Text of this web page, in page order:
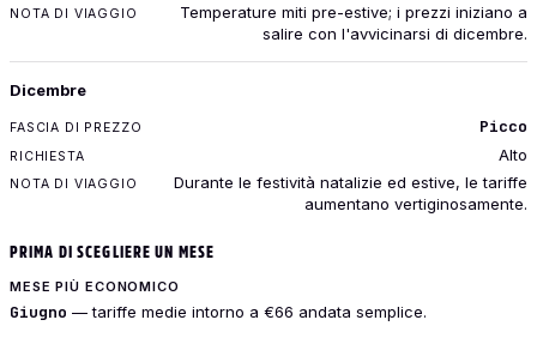
Temperature miti pre-estive; i prezzi iniziano a
salire con l'avvicinarsi di dicembre.
Dicembre
Picco
Alto
Durante le festività natalizie ed estive, le tariffe
aumentano vertiginosamente.
PRIMA DI SCEGLIERE UN MESE
MESE PIÙ ECONOMICO
Giugno — tariffe medie intorno a €66 andata semplice.